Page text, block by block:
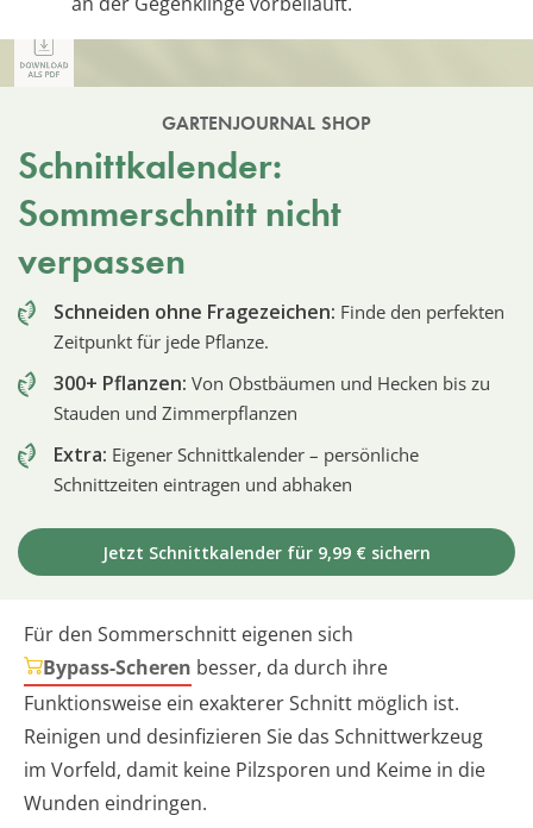
GARTENJOURNAL SHOP
Schnittkalender:
Sommerschnitt nicht
verpassen
Schneiden ohne Fragezeichen: Finde den perfekten
Zeitpunkt für jede Pflanze.
300+ Pflanzen: Von Obstbäumen und Hecken bis zu
Stauden und Zimmerpflanzen
Extra: Eigener Schnittkalender – persönliche
Schnittzeiten eintragen und abhaken
Jetzt Schnittkalender für 9,99 € sichern
Für den Sommerschnitt eigenen sich
Bypass-Scheren besser, da durch ihre
Funktionsweise ein exakterer Schnitt möglich ist.
Reinigen und desinfizieren Sie das Schnittwerkzeug
im Vorfeld, damit keine Pilzsporen und Keime in die
Wunden eindringen.